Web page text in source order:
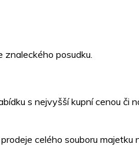
znaleckého posudku.
s nejvyšší kupní cenou
celého souboru